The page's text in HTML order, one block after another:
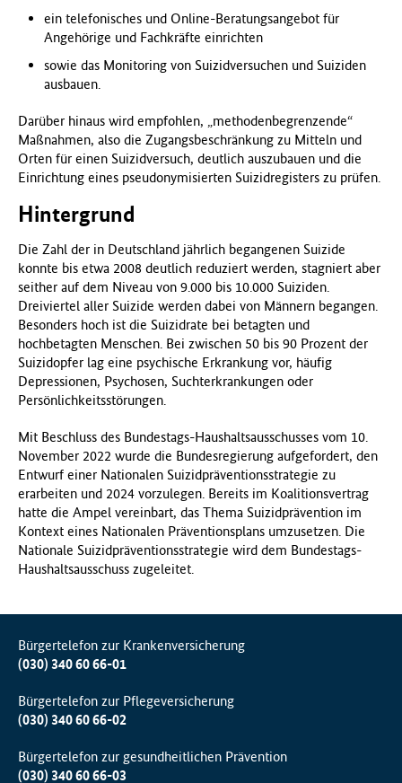
ein telefonisches und Online-Beratungsangebot für
Angehörige und Fachkräfte einrichten
sowie das Monitoring von Suizidversuchen und Suiziden
ausbauen.
Darüber hinaus wird empfohlen, „methodenbegrenzende“
Maßnahmen, also die Zugangsbeschränkung zu Mitteln und
Orten für einen Suizidversuch, deutlich auszubauen und die
Einrichtung eines pseudonymisierten Suizidregisters zu prüfen.
Hintergrund
Die Zahl der in Deutschland jährlich begangenen Suizide
konnte bis etwa 2008 deutlich reduziert werden, stagniert aber
seither auf dem Niveau von 9.000 bis 10.000 Suiziden.
Dreiviertel aller Suizide werden dabei von Männern begangen.
Besonders hoch ist die Suizidrate bei betagten und
hochbetagten Menschen. Bei zwischen 50 bis 90 Prozent der
Suizidopfer lag eine psychische Erkrankung vor, häufig
Depressionen, Psychosen, Suchterkrankungen oder
Persönlichkeitsstörungen.
Mit Beschluss des Bundestags-Haushaltsausschusses vom 10.
November 2022 wurde die Bundesregierung aufgefordert, den
Entwurf einer Nationalen Suizidpräventionsstrategie zu
erarbeiten und 2024 vorzulegen. Bereits im Koalitionsvertrag
hatte die Ampel vereinbart, das Thema Suizidprävention im
Kontext eines Nationalen Präventionsplans umzusetzen. Die
Nationale Suizidpräventionsstrategie wird dem Bundestags-
Haushaltsausschuss zugeleitet.
Bürgertelefon zur Krankenversicherung
(030) 340 60 66-01
Bürgertelefon zur Pflegeversicherung
(030) 340 60 66-02
Bürgertelefon zur gesundheitlichen Prävention
(030) 340 60 66-03